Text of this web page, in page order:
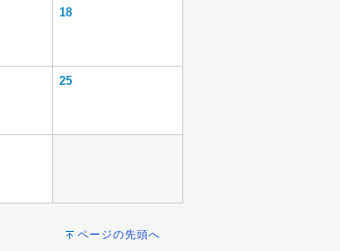
18
25
ページの先頭へ